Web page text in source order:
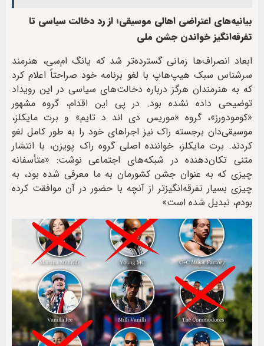
بیانیه‌های اعتراضی اهالی موسیقی؛ از رد دخالت سیاسی تا
تفرقه‌انگیز خواندن جشن ملی
ابعاد انصراف‌ها زمانی گسترده‌تر شد که یانگ ام‌سی، هنرمند
سرشناس سبک هیپ‌هاپ با لغو برنامه خود صراحتاً اعلام کرد
که به هنرمندان هرگز درباره دخالت‌های سیاسی در این رویداد
توضیحی داده نشده بود. در پی این اقدام، گروه مشهور
«کومودورز»، گروه «موریس دی اند د تایم» و برت مایکلز،
موسیقی‌دان برجسته راک نیز اجراهای خود را به طور کامل لغو
کردند. برت مایکلز، خواننده اصلی گروه راک پویزن، با انتشار
متنی تکان‌دهنده در شبکه‌های اجتماعی نوشت: «متأسفانه
چیزی که به عنوان جشن کشورمان به ما معرفی شده بود، به
چیزی بسیار تفرقه‌انگیزتر از آنچه با حضور در آن موافقت کرده
بودم، تبدیل شده است»